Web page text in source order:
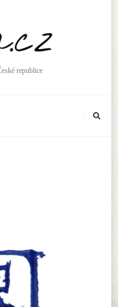
republice